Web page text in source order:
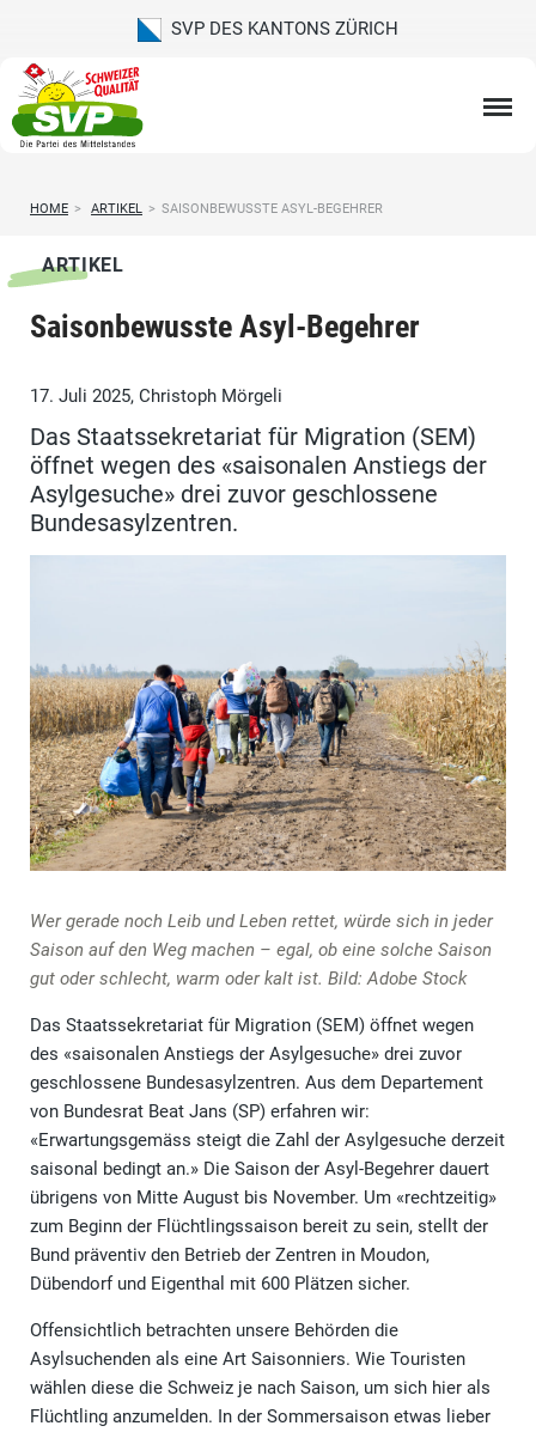
SVP DES KANTONS ZÜRICH
HOME > ARTIKEL > SAISONBEWUSSTE ASYL-BEGEHRER
ARTIKEL
Saisonbewusste Asyl-Begehrer
17. Juli 2025, Christoph Mörgeli
Das Staatssekretariat für Migration (SEM)
öffnet wegen des «saisonalen Anstiegs der
Asylgesuche» drei zuvor geschlossene
Bundesasylzentren.
Wer gerade noch Leib und Leben rettet, würde sich in jeder
Saison auf den Weg machen – egal, ob eine solche Saison
gut oder schlecht, warm oder kalt ist. Bild: Adobe Stock
Das Staatssekretariat für Migration (SEM) öffnet wegen
des «saisonalen Anstiegs der Asylgesuche» drei zuvor
geschlossene Bundesasylzentren. Aus dem Departement
von Bundesrat Beat Jans (SP) erfahren wir:
«Erwartungsgemäss steigt die Zahl der Asylgesuche derzeit
saisonal bedingt an.» Die Saison der Asyl-Begehrer dauert
übrigens von Mitte August bis November. Um «rechtzeitig»
zum Beginn der Flüchtlingssaison bereit zu sein, stellt der
Bund präventiv den Betrieb der Zentren in Moudon,
Dübendorf und Eigenthal mit 600 Plätzen sicher.
Offensichtlich betrachten unsere Behörden die
Asylsuchenden als eine Art Saisonniers. Wie Touristen
wählen diese die Schweiz je nach Saison, um sich hier als
Flüchtling anzumelden. In der Sommersaison etwas lieber